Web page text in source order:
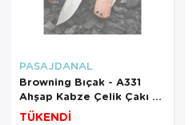
PASAJDANAL
Browning Bıçak - A331
Ahşap Kabze Çelik Çakı -
20 Cm
TÜKENDİ